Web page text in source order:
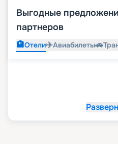
Выгодные
партнеров
🏨Отели✈️Авиабилеты🚗